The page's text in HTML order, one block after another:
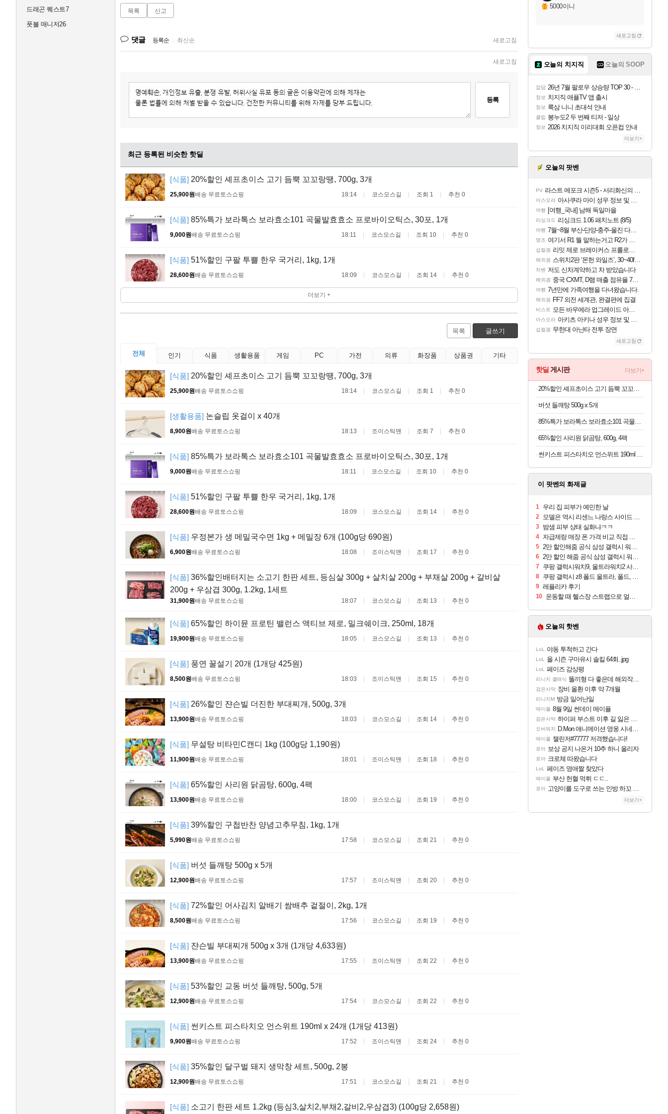
드래곤 퀘스트7
풋볼 매니저26
목록 신고
댓글 등록순 최신순 새로고침
새로고침
등록
최근 등록된 비슷한 핫딜
[식품] 20%할인 셰프초이스 고기 듬뿍 꼬꼬랑땡, 700g, 3개
25,900원배송 무료토스쇼핑 18:14 코스모스길 조회 1 추천 0
[식품] 85%특가 보라톡스 보라효소101 곡물발효효소 프로바이오틱스, 30포, 1개
9,000원배송 무료토스쇼핑 18:11 코스모스길 조회 10 추천 0
[식품] 51%할인 구팔 투쁠 한우 국거리, 1kg, 1개
28,600원배송 무료토스쇼핑 18:09 코스모스길 조회 14 추천 0
더보기 +
목록 글쓰기
전체 인기 식품 생활용품 게임 PC 가전 의류 화장품 상품권 기타
[식품] 20%할인 셰프초이스 고기 듬뿍 꼬꼬랑땡, 700g, 3개
25,900원배송 무료토스쇼핑 18:14 코스모스길 조회 1 추천 0
[생활용품] 논슬립 옷걸이 x 40개
8,900원배송 무료토스쇼핑 18:13 조이스틱맨 조회 7 추천 0
[식품] 85%특가 보라톡스 보라효소101 곡물발효효소 프로바이오틱스, 30포, 1개
9,000원배송 무료토스쇼핑 18:11 코스모스길 조회 10 추천 0
[식품] 51%할인 구팔 투쁠 한우 국거리, 1kg, 1개
28,600원배송 무료토스쇼핑 18:09 코스모스길 조회 14 추천 0
[식품] 우정본가 생 메밀국수면 1kg + 메밀장 6개 (100g당 690원)
6,900원배송 무료토스쇼핑 18:08 조이스틱맨 조회 17 추천 0
[식품] 36%할인배터지는 소고기 한판 세트, 등심살 300g + 살치살 200g + 부채살 200g + 갈비살
200g + 우삼겹 300g, 1.2kg, 1세트
31,900원배송 무료토스쇼핑 18:07 코스모스길 조회 13 추천 0
[식품] 65%할인 하이뮨 프로틴 밸런스 액티브 제로, 밀크쉐이크, 250ml, 18개
19,900원배송 무료토스쇼핑 18:05 코스모스길 조회 13 추천 0
[식품] 풍연 꿀설기 20개 (1개당 425원)
8,500원배송 무료토스쇼핑 18:03 조이스틱맨 조회 15 추천 0
[식품] 26%할인 쟌슨빌 더진한 부대찌개, 500g, 3개
13,900원배송 무료토스쇼핑 18:03 코스모스길 조회 14 추천 0
[식품] 무설탕 비타민C캔디 1kg (100g당 1,190원)
11,900원배송 무료토스쇼핑 18:01 조이스틱맨 조회 18 추천 0
[식품] 65%할인 사리원 닭곰탕, 600g, 4팩
13,900원배송 무료토스쇼핑 18:00 코스모스길 조회 19 추천 0
[식품] 39%할인 구첩반찬 양념고추무침, 1kg, 1개
5,990원배송 무료토스쇼핑 17:58 코스모스길 조회 21 추천 0
[식품] 버섯 들깨탕 500g x 5개
12,900원배송 무료토스쇼핑 17:57 조이스틱맨 조회 20 추천 0
[식품] 72%할인 어사김치 알배기 쌈배추 겉절이, 2kg, 1개
8,500원배송 무료토스쇼핑 17:56 코스모스길 조회 19 추천 0
[식품] 쟌슨빌 부대찌개 500g x 3개 (1개당 4,633원)
13,900원배송 무료토스쇼핑 17:55 조이스틱맨 조회 22 추천 0
[식품] 53%할인 교동 버섯 들깨탕, 500g, 5개
12,900원배송 무료토스쇼핑 17:54 코스모스길 조회 22 추천 0
[식품] 썬키스트 피스타치오 언스위트 190ml x 24개 (1개당 413원)
9,900원배송 무료토스쇼핑 17:52 조이스틱맨 조회 24 추천 0
[식품] 35%할인 달구벌 돼지 생막창 세트, 500g, 2봉
12,900원배송 무료토스쇼핑 17:51 코스모스길 조회 21 추천 0
[식품] 소고기 한판 세트 1.2kg (등심3,살치2,부채2,갈비2,우삼겹3) (100g당 2,658원)
5000이니
새로고침
오늘의 치지직 오늘의 SOOP
잡담 26년 7월 팔로우 상승량 TOP 30 - 월간 치지직
정보 치지직 애플TV 앱 출시
정보 룩삼 니니 초대석 안내
클립 봉누도2 두 번째 티저 - 일상
정보 2026 치지직 이리대회 오픈컵 안내
더보기+
오늘의 팟벤
PV 라스트 에포크 시즌5 - 서리화신의 분노 티저
아스오라 아사쿠라 마이 성우 정보 및 주요 필모
여행 [여행_국내] 남해 독일마을
리싱크드 리싱크드 1.06 패치노트 (8/5)
여행 7월~8월 부산-단양-충주-울진 다녀왔어요~
명조 여기서 R1 뭘 말하는거고 R2가 뭘말하는걸까요?
섭컬겜 리밋 제로 브레이커스 프롤로그 테스트 후기 영상 업로드
해외겜 스위치2판 ‘몬헌 와일즈’, 30~40fps 목표 추정
차벤 저도 신차계약하고 차 받았습니다
해외겜 중국 CXMT, D램 매출 점유율 7%…글로벌 4위로 부상
여행 7년만에 가족여행을 다녀왔습니다.
해외겜 FF7 외전 세계관, 완결편에 집결
비스트 모든 바우에라 업그레이드 아이템 획득 위치 공략 (89개)
아스오라 아키츠 아키나 성우 정보 및 주요 필모
섭컬겜 무한대 아난타 전투 장면
새로고침
핫딜 게시판 더보기+
20%할인 셰프초이스 고기 듬뿍 꼬꼬랑땡, 700g, 3개
버섯 들깨탕 500g x 5개
85%특가 보라톡스 보라효소101 곡물발효효소 프로바이오틱스, 30포, 1개
65%할인 사리원 닭곰탕, 600g, 4팩
썬키스트 피스타치오 언스위트 190ml x 24개 (1개당 413원)
이 팟벤의 화제글
1 우리 집 피부가 예민한 날
2 모델은 역시 리센느 나랑스 사이드 1.25L 1박스
3 밤샘 피부 상태 실화냐ㅋㅋ
4 자급제랑 매장 폰 가격 비교 직접 안가도 되네요
5 2만 할인해줌 공식 삼성 갤럭시 워치9 크림, 40mm, 블루투스
6 2만 할인 해줌 공식 삼성 갤럭시 워치9 실버, 44mm, 블루투스
7 쿠팡 갤럭시워치9, 울트라워치2 사전구매 혜택 받아보세요
8 쿠팡 갤럭시 z8 폴드 울트라, 폴드, 플립 사전예약
9 레플리카 후기
10 운동할 때 헬스장 스트랩으로 얼굴 만졌다가 볼 뒤집어짐
오늘의 핫벤
LoL 야동 투척하고 간다
LoL 올 시즌 구마유시 솔킬 64회..jpg
LoL 페이즈 감상평
리니지 클래식 똘끼형 다 좋은데 해외작업장 도와주는 짓은 좀 아니지않냐?
검은사막 장비 올환 이후 약 7개월
리니지M 방금 일어난일
메이플 8월 9일 썬데이 메이플
검은사막 하이퍼 부스트 이후 길 잃은 뉴비분들!
오버워치 D.Mon 애니메이션 영웅 시네마틱
메이플 챌린저#77777 저격했습니다!
로아 보상 공지 나온거 10추 하니 올리자
로아 크로체 따왔습니다
LoL 페이즈 영애짤 찾았다
메이플 부산 헌혈 먹튀 ㄷㄷ..
로아 고양이를 도구로 쓰는 인방 하꼬 스트리머 박제합니다.
더보기+